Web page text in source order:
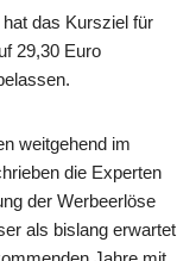
das Kursziel für
29,30 Euro
weitgehend im
die Experten
der Werbeerlöse
als bislang erwartet